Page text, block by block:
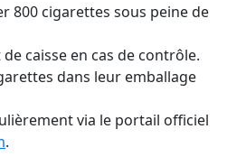
800 cigarettes sous peine de
caisse en cas de contrôle.
dans leur emballage
via le portail officiel
.